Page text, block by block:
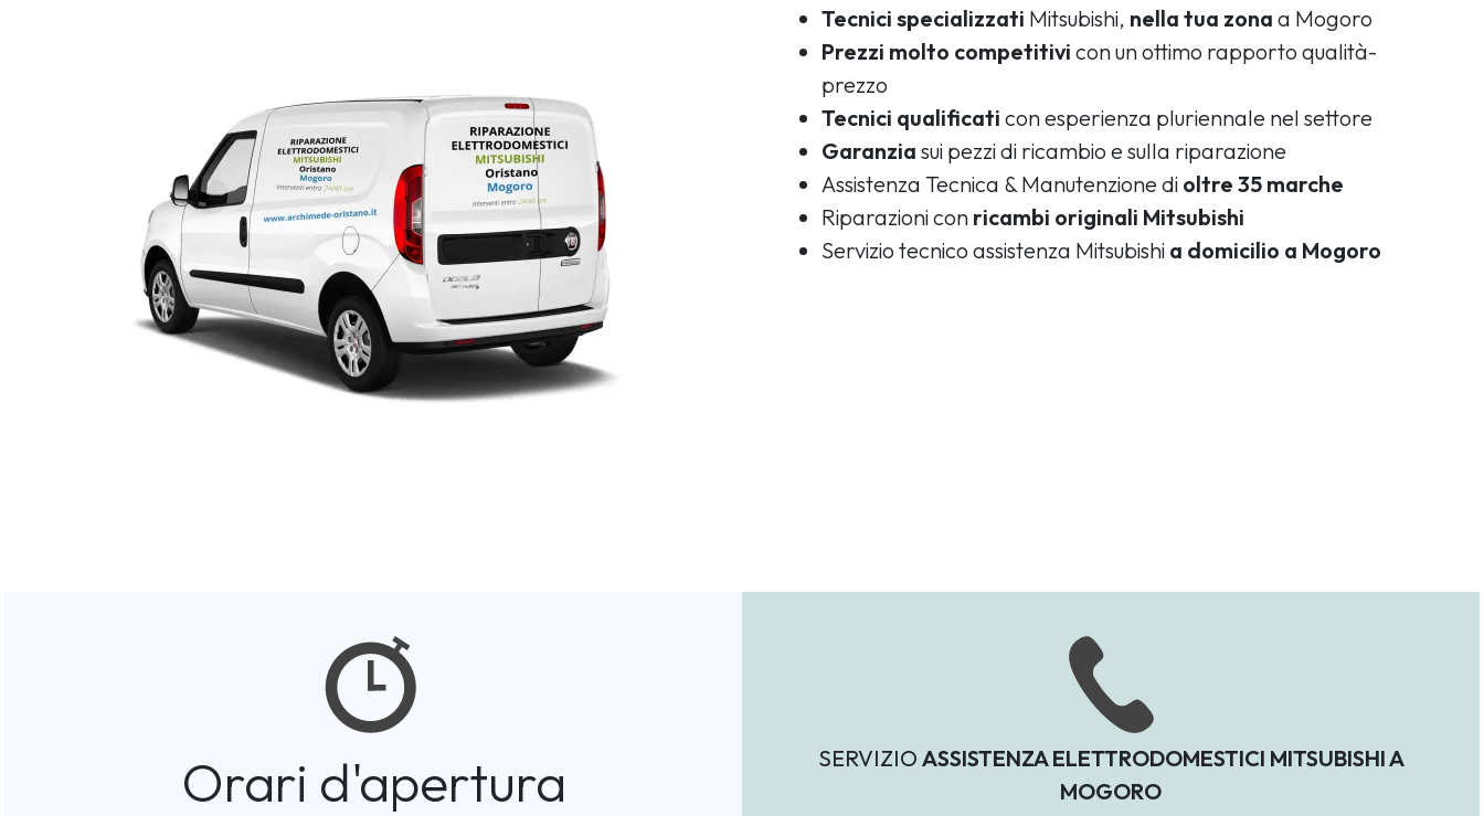
Tecnici specializzati Mitsubishi, nella tua zona a Mogoro
Prezzi molto competitivi con un ottimo rapporto qualità-
prezzo
Tecnici qualificati con esperienza pluriennale nel settore
Garanzia sui pezzi di ricambio e sulla riparazione
Assistenza Tecnica & Manutenzione di oltre 35 marche
Riparazioni con ricambi originali Mitsubishi
Servizio tecnico assistenza Mitsubishi a domicilio a Mogoro
Orari d'apertura SERVIZIO ASSISTENZA ELETTRODOMESTICI MITSUBISHI A
MOGORO